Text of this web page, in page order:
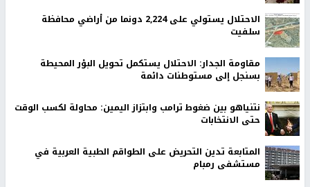
الاحتلال يستولي على 2,224 دونما من أراضي محافظة
سلفيت
مقاومة الجدار: الاحتلال يستكمل تحويل البؤر المحيطة
بسنجل إلى مستوطنات دائمة
نتنياهو بين ضغوط ترامب وابتزاز اليمين: محاولة لكسب الوقت
حتى الانتخابات
المتابعة تدين التحريض على الطواقم الطبية العربية في
مستشفى رمبام